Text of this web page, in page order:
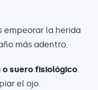
empeorar la herida
más adentro.
o suero fisiológico.
el ojo.